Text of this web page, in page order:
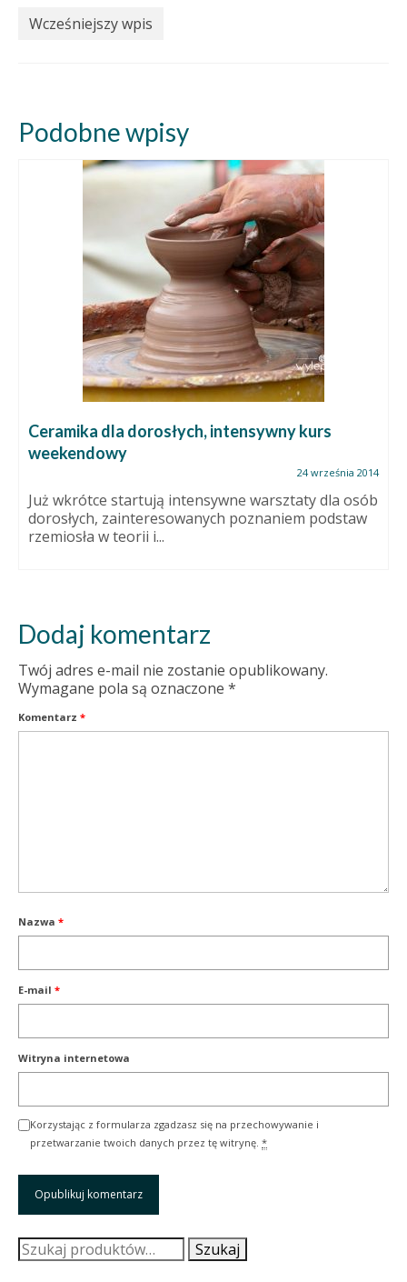
Wcześniejszy wpis
Podobne wpisy
Ceramika dla dorosłych, intensywny kurs
weekendowy
24 września 2014
Już wkrótce startują intensywne warsztaty dla osób
dorosłych, zainteresowanych poznaniem podstaw
rzemiosła w teorii i...
Dodaj komentarz
Twój adres e-mail nie zostanie opublikowany.
Wymagane pola są oznaczone *
Komentarz *
Nazwa *
E-mail *
Witryna internetowa
Korzystając z formularza zgadzasz się na przechowywanie i
przetwarzanie twoich danych przez tę witrynę. *
Szukaj: Szukaj